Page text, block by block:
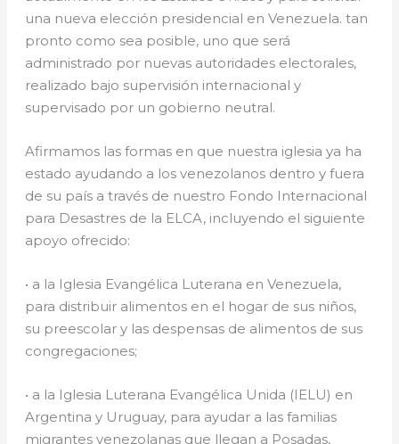
una nueva elección presidencial en Venezuela. tan
pronto como sea posible, uno que será
administrado por nuevas autoridades electorales,
realizado bajo supervisión internacional y
supervisado por un gobierno neutral.
Afirmamos las formas en que nuestra iglesia ya ha
estado ayudando a los venezolanos dentro y fuera
de su país a través de nuestro Fondo Internacional
para Desastres de la ELCA, incluyendo el siguiente
apoyo ofrecido:
• a la Iglesia Evangélica Luterana en Venezuela,
para distribuir alimentos en el hogar de sus niños,
su preescolar y las despensas de alimentos de sus
congregaciones;
• a la Iglesia Luterana Evangélica Unida (IELU) en
Argentina y Uruguay, para ayudar a las familias
migrantes venezolanas que llegan a Posadas,